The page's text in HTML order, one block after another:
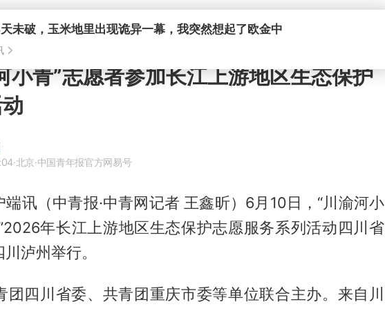
小青”志愿者参加长江上游地区生态保护
·北京·中国青年报官方网易号
端讯（中青报·中青网记者 王鑫昕）6月10日，“川渝河小
年长江上游地区生态保护志愿服务系列活动四川省
泸州举行。
团四川省委、共青团重庆市委等单位联合主办。来自川